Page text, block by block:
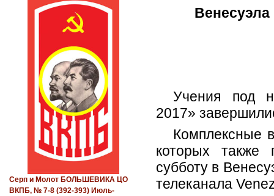
Учения под
2017»
Комплексные
которых также
субботу в
телеканала
Серп и Молот БОЛЬШЕВИКА ЦО
ВКПБ, № 7-8 (392-393) Июль-